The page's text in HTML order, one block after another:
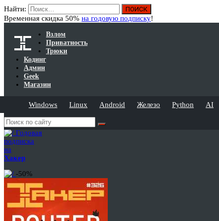
Найти:
Временная скидка 50% на годовую подписку!
Взлом
Приватность
Трюки
Кодинг
Админ
Geek
Магазин
Windows Linux Android Железо Python AI
Годовая
подписка
на
Хакер
-50%